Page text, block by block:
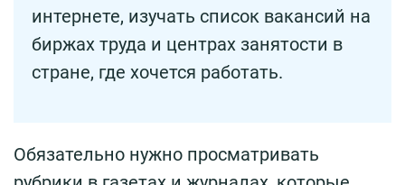
интернете, изучать список вакансий на
биржах труда и центрах занятости в
стране, где хочется работать.
Обязательно нужно просматривать